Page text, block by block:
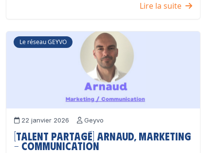
Lire la suite
Le réseau GEYVO
22 janvier 2026 Geyvo
[Talent partagé] Arnaud, Marketing
– Communication